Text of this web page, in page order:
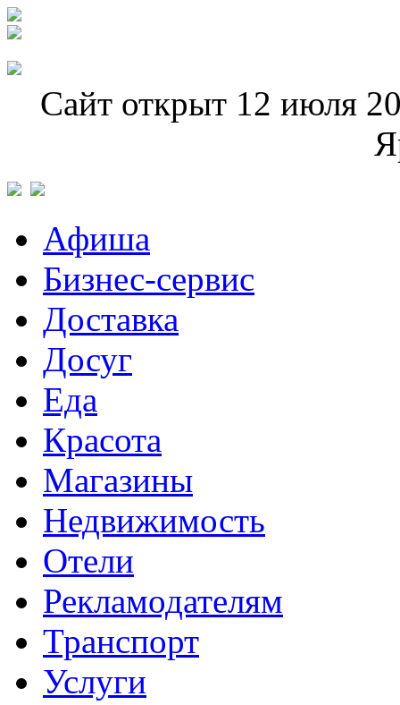
Сайт открыт 12 июля
Афиша
Бизнес-сервис
Доставка
Досуг
Еда
Красота
Магазины
Недвижимость
Отели
Рекламодателям
Транспорт
Услуги